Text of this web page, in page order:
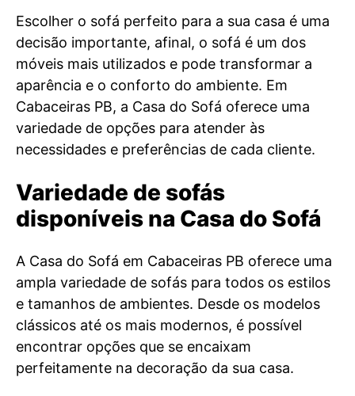
Escolher o sofá perfeito para a sua casa é uma
decisão importante, afinal, o sofá é um dos
móveis mais utilizados e pode transformar a
aparência e o conforto do ambiente. Em
Cabaceiras PB, a Casa do Sofá oferece uma
variedade de opções para atender às
necessidades e preferências de cada cliente.
Variedade de sofás
disponíveis na Casa do Sofá
A Casa do Sofá em Cabaceiras PB oferece uma
ampla variedade de sofás para todos os estilos
e tamanhos de ambientes. Desde os modelos
clássicos até os mais modernos, é possível
encontrar opções que se encaixam
perfeitamente na decoração da sua casa.